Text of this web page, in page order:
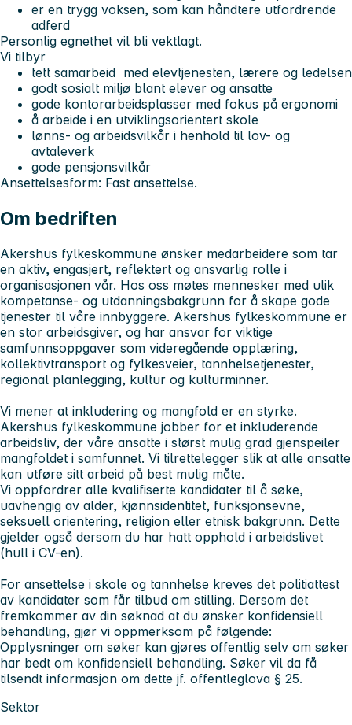
er en trygg voksen, som kan håndtere utfordrende
adferd
Personlig egnethet vil bli vektlagt.
Vi tilbyr
tett samarbeid med elevtjenesten, lærere og ledelsen
godt sosialt miljø blant elever og ansatte
gode kontorarbeidsplasser med fokus på ergonomi
å arbeide i en utviklingsorientert skole
lønns- og arbeidsvilkår i henhold til lov- og
avtaleverk
gode pensjonsvilkår
Ansettelsesform: Fast ansettelse.
Om bedriften
Akershus fylkeskommune ønsker medarbeidere som tar
en aktiv, engasjert, reflektert og ansvarlig rolle i
organisasjonen vår. Hos oss møtes mennesker med ulik
kompetanse- og utdanningsbakgrunn for å skape gode
tjenester til våre innbyggere. Akershus fylkeskommune er
en stor arbeidsgiver, og har ansvar for viktige
samfunnsoppgaver som videregående opplæring,
kollektivtransport og fylkesveier, tannhelsetjenester,
regional planlegging, kultur og kulturminner.
Vi mener at inkludering og mangfold er en styrke.
Akershus fylkeskommune jobber for et inkluderende
arbeidsliv, der våre ansatte i størst mulig grad gjenspeiler
mangfoldet i samfunnet. Vi tilrettelegger slik at alle ansatte
kan utføre sitt arbeid på best mulig måte.
Vi oppfordrer alle kvalifiserte kandidater til å søke,
uavhengig av alder, kjønnsidentitet, funksjonsevne,
seksuell orientering, religion eller etnisk bakgrunn. Dette
gjelder også dersom du har hatt opphold i arbeidslivet
(hull i CV-en).
For ansettelse i skole og tannhelse kreves det politiattest
av kandidater som får tilbud om stilling. Dersom det
fremkommer av din søknad at du ønsker konfidensiell
behandling, gjør vi oppmerksom på følgende:
Opplysninger om søker kan gjøres offentlig selv om søker
har bedt om konfidensiell behandling. Søker vil da få
tilsendt informasjon om dette jf. offentleglova § 25.
Sektor